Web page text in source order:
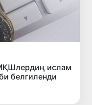
ислам
белгиленди